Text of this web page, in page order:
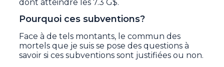
dont atteindre les 7.3 G$.
Pourquoi ces subventions?
Face à de tels montants, le commun des
mortels que je suis se pose des questions à
savoir si ces subventions sont justifiées ou non.